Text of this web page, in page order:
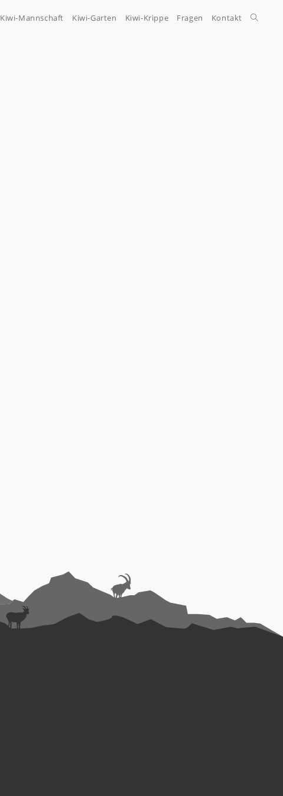
Kiwi-Mannschaft Kiwi-Garten Kiwi-Krippe Fragen Kontakt